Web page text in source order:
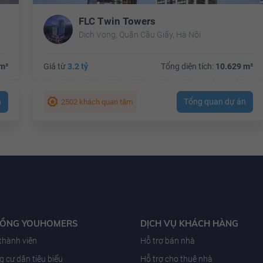
FLC Twin Towers
Dịch Vọng, Quận Cầu Giấy, Hà Nội
Giá từ3.2 tỷ Tổng diện tích: 10.629 m²
2502 khách quan tâm Tổng quan dự án
YOUHOMERS
viên
cư dân tiêu biểu
DỊCH VỤ KHÁCH HÀNG
Hỗ trợ bán nhà
Hỗ trợ cho thuê nhà